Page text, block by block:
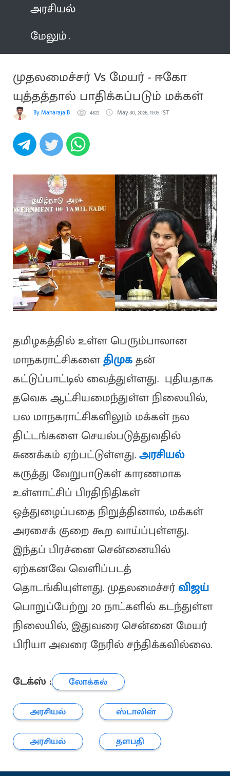
அரசியல்
மேலும்
முதலமைச்சர் Vs மேயர் - ஈகோ
யுத்தத்தால் பாதிக்கப்படும் மக்கள்
By Maharaja B 4822 May 30, 2026, 11:05 IST
தமிழகத்தில் உள்ள பெரும்பாலான
மாநகராட்சிகளைதிமுகதன்
கட்டுப்பாட்டில் வைத்துள்ளது. புதியதாக
தவெக ஆட்சியமைந்துள்ள நிலையில்,
பல மாநகராட்சிகளிலும் மக்கள் நல
திட்டங்களை செயல்படுத்துவதில்
சுணக்கம் ஏற்பட்டுள்ளது.அரசியல்
கருத்து வேறுபாடுகள் காரணமாக
உள்ளாட்சிப் பிரதிநிதிகள்
ஒத்துழைப்பதை நிறுத்தினால், மக்கள்
அரசைக் குறை கூற வாய்ப்புள்ளது.
இந்தப் பிரச்னை சென்னையில்
ஏற்கனவே வெளிப்படத்
தொடங்கியுள்ளது. முதலமைச்சர்விஜய்
பொறுப்பேற்று 20 நாட்களில் கடந்துள்ள
நிலையில், இதுவரை சென்னை மேயர்
பிரியா அவரை நேரில் சந்திக்கவில்லை.
டேக்ஸ் :
லோக்கல்
அரசியல்
ஸ்டாலின்
அரசியல்
தளபதி